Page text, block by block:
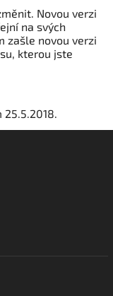
Novou verzi
na svých
zašle novou verzi
kterou jste